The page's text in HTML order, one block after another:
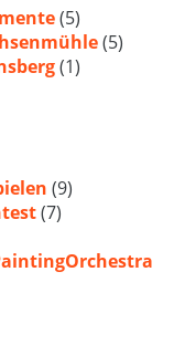
(5)
(5)
(1)
(9)
(7)